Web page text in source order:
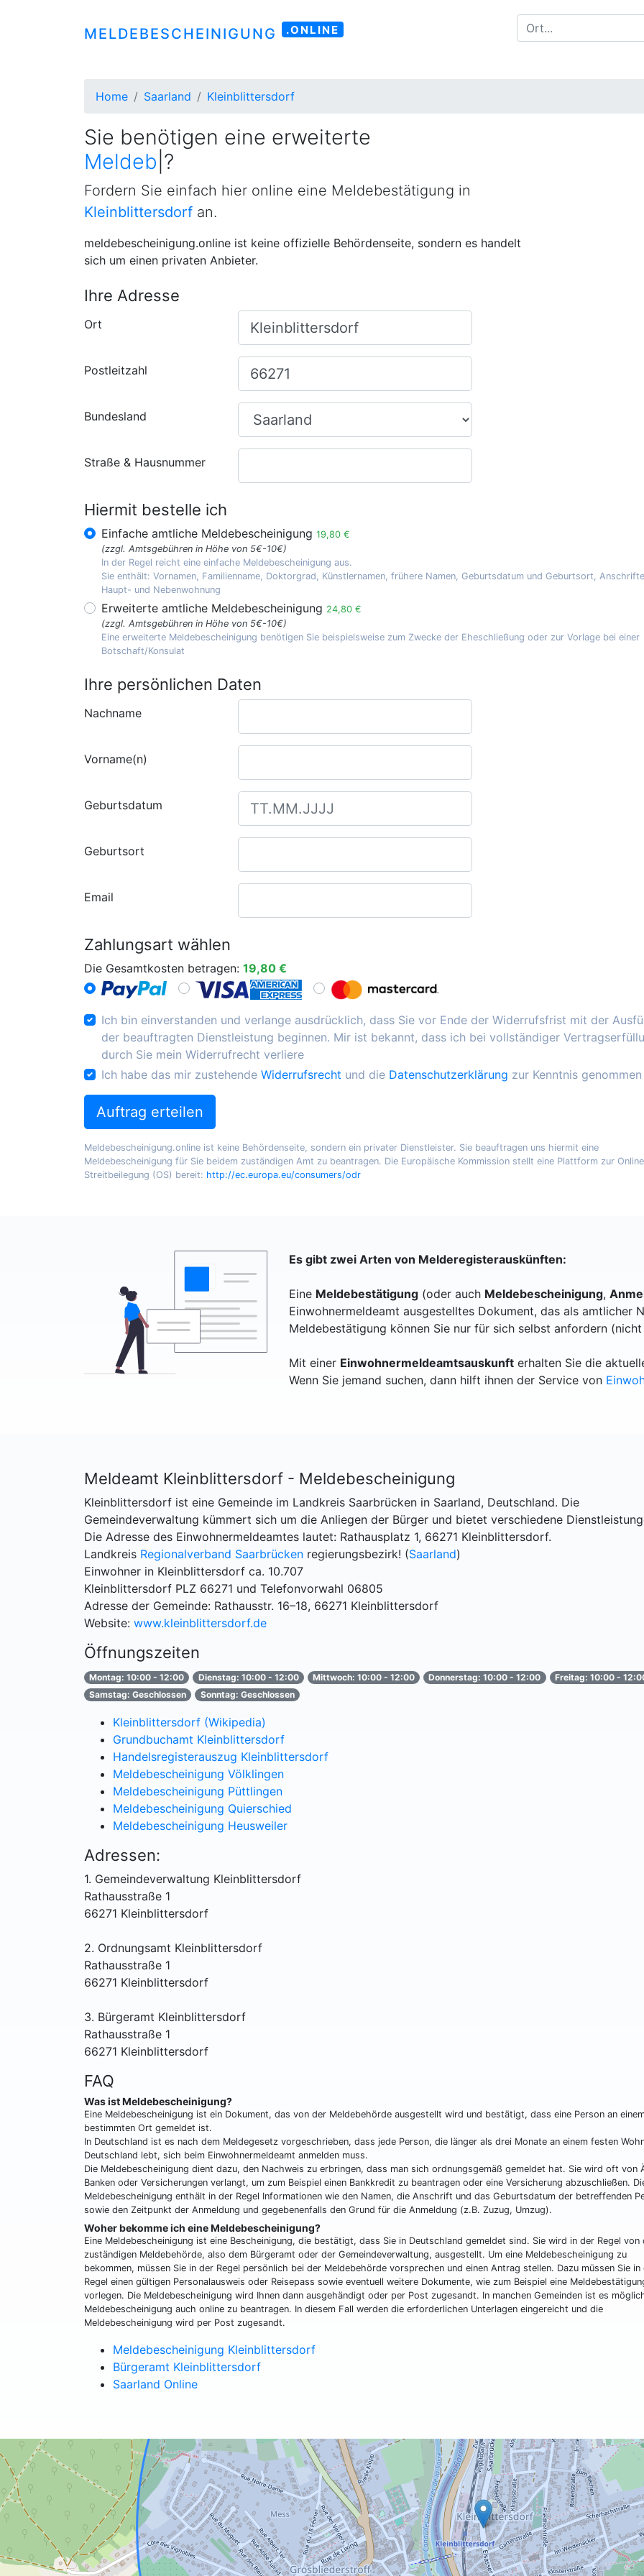
MELDEBESCHEINIGUNG .ONLINE
Home Saarland Kleinblittersdorf
Sie benötigen eine erweiterte
Meldebestätigung
Fordern Sie einfach hier online eine Meldebestätigung in
Kleinblittersdorf an.
meldebescheinigung.online ist keine offizielle Behördenseite, sondern es handelt
sich um einen privaten Anbieter.
Ihre Adresse
Ort
Postleitzahl
Bundesland
Straße & Hausnummer
Hiermit bestelle ich
Einfache amtliche Meldebescheinigung 19,80 €
(zzgl. Amtsgebühren in Höhe von 5€-10€)
In der Regel reicht eine einfache Meldebescheinigung aus.
Sie enthält: Vornamen, Familienname, Doktorgrad, Künstlernamen, frühere Namen, Geburtsdatum und Geburtsort,
Haupt- und Nebenwohnung
Erweiterte amtliche Meldebescheinigung 24,80 €
(zzgl. Amtsgebühren in Höhe von 5€-10€)
Eine erweiterte Meldebescheinigung benötigen Sie beispielsweise zum Zwecke der Eheschließung oder zur Vorlage bei einer
Botschaft/Konsulat
Ihre persönlichen Daten
Nachname
Vorname(n)
Geburtsdatum
Geburtsort
Email
Zahlungsart wählen
Die Gesamtkosten betragen: 19,80 €
Ich bin einverstanden und verlange ausdrücklich, dass Sie vor Ende der Widerrufsfrist mit der
der beauftragten Dienstleistung beginnen. Mir ist bekannt, dass ich bei vollständiger
durch Sie mein Widerrufrecht verliere
Ich habe das mir zustehende Widerrufsrecht und die Datenschutzerklärung zur Kenntnis genommen
Auftrag erteilen
Meldebescheinigung.online ist keine Behördenseite, sondern ein privater Dienstleister. Sie beauftragen uns hiermit eine
Meldebescheinigung für Sie beidem zuständigen Amt zu beantragen. Die Europäische Kommission stellt eine Plattform zur
Streitbeilegung (OS) bereit: http://ec.europa.eu/consumers/odr
Es gibt zwei Arten von Melderegisterauskünften:
Eine Meldebestätigung (oder auch Meldebescheinigung,
Einwohnermeldeamt ausgestelltes Dokument, das als amtlicher
Meldebestätigung können Sie nur für sich selbst anfordern
Mit einer Einwohnermeldeamtsauskunft erhalten Sie die
Wenn Sie jemand suchen, dann hilft ihnen der Service von
Meldeamt Kleinblittersdorf - Meldebescheinigung
Kleinblittersdorf ist eine Gemeinde im Landkreis Saarbrücken in Saarland, Deutschland. Die
Gemeindeverwaltung kümmert sich um die Anliegen der Bürger und bietet verschiedene
Die Adresse des Einwohnermeldeamtes lautet: Rathausplatz 1, 66271 Kleinblittersdorf.
Landkreis Regionalverband Saarbrücken regierungsbezirk! (Saarland)
Einwohner in Kleinblittersdorf ca. 10.707
Kleinblittersdorf PLZ 66271 und Telefonvorwahl 06805
Adresse der Gemeinde: Rathausstr. 16–18, 66271 Kleinblittersdorf
Website: www.kleinblittersdorf.de
Öffnungszeiten
Montag: 10:00 - 12:00 Dienstag: 10:00 - 12:00 Mittwoch: 10:00 - 12:00 Donnerstag: 10:00 - 12:00
Freitag: 10:00 -
Samstag: Geschlossen
Sonntag: Geschlossen
Kleinblittersdorf (Wikipedia)
Grundbuchamt Kleinblittersdorf
Handelsregisterauszug Kleinblittersdorf
Meldebescheinigung Völklingen
Meldebescheinigung Püttlingen
Meldebescheinigung Quierschied
Meldebescheinigung Heusweiler
Adressen:
1. Gemeindeverwaltung Kleinblittersdorf
Rathausstraße 1
66271 Kleinblittersdorf
2. Ordnungsamt Kleinblittersdorf
Rathausstraße 1
66271 Kleinblittersdorf
3. Bürgeramt Kleinblittersdorf
Rathausstraße 1
66271 Kleinblittersdorf
FAQ
Was ist Meldebescheinigung?
Eine Meldebescheinigung ist ein Dokument, das von der Meldebehörde ausgestellt wird und bestätigt, dass eine Person an
bestimmten Ort gemeldet ist.
In Deutschland ist es nach dem Meldegesetz vorgeschrieben, dass jede Person, die länger als drei Monate an einem festen
Deutschland lebt, sich beim Einwohnermeldeamt anmelden muss.
Die Meldebescheinigung dient dazu, den Nachweis zu erbringen, dass man sich ordnungsgemäß gemeldet hat. Sie wird oft von
Banken oder Versicherungen verlangt, um zum Beispiel einen Bankkredit zu beantragen oder eine Versicherung abzuschließen.
Meldebescheinigung enthält in der Regel Informationen wie den Namen, die Anschrift und das Geburtsdatum der betreffenden
sowie den Zeitpunkt der Anmeldung und gegebenenfalls den Grund für die Anmeldung (z.B. Zuzug, Umzug).
Woher bekomme ich eine Meldebescheinigung?
Eine Meldebescheinigung ist eine Bescheinigung, die bestätigt, dass Sie in Deutschland gemeldet sind. Sie wird in der Regel von
zuständigen Meldebehörde, also dem Bürgeramt oder der Gemeindeverwaltung, ausgestellt. Um eine Meldebescheinigung zu
bekommen, müssen Sie in der Regel persönlich bei der Meldebehörde vorsprechen und einen Antrag stellen. Dazu müssen Sie in
Regel einen gültigen Personalausweis oder Reisepass sowie eventuell weitere Dokumente, wie zum Beispiel eine
vorlegen. Die Meldebescheinigung wird Ihnen dann ausgehändigt oder per Post zugesandt. In manchen Gemeinden ist es
Meldebescheinigung auch online zu beantragen. In diesem Fall werden die erforderlichen Unterlagen eingereicht und die
Meldebescheinigung wird per Post zugesandt.
Meldebescheinigung Kleinblittersdorf
Bürgeramt Kleinblittersdorf
Saarland Online